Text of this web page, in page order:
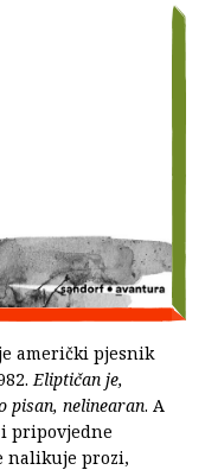
američki pjesnik
Eliptičan je,
pisan, nelinearan. A
i pripovjedne
nalikuje prozi,